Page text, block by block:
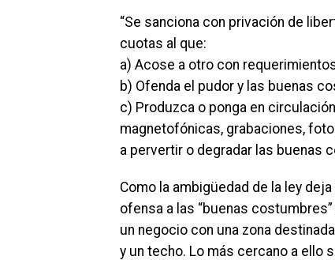
“Se sanciona con privación de
cuotas al que:
a) Acose a otro con
b) Ofenda el pudor y las buenas
c) Produzca o ponga en
magnetofónicas, grabaciones,
a pervertir o degradar las buenas
Como la ambigüedad de la ley
ofensa a las “buenas
un negocio con una zona
y un techo. Lo más cercano a ello